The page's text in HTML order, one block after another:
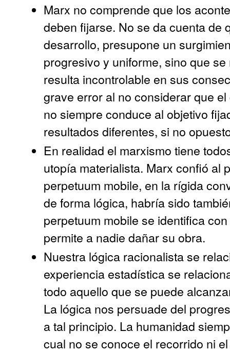
Marx no comprende que los
deben fijarse. No se da cuenta de
desarrollo, presupone un
progresivo y uniforme, sino que
resulta incontrolable en sus
grave error al no considerar que
no siempre conduce al objetivo
resultados diferentes, si no
En realidad el marxismo tiene
utopía materialista. Marx confió al
perpetuum mobile, en la rígida
de forma lógica, habría sido
perpetuum mobile se identifica
permite a nadie dañar su obra.
Nuestra lógica racionalista se
experiencia estadística se
todo aquello que se puede
La lógica nos persuade del
a tal principio. La humanidad
cual no se conoce el recorrido ni